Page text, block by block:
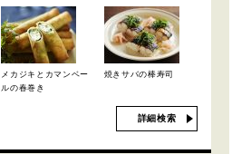
メカジキとカマンベー
ルの春巻き
焼きサバの棒寿司
詳細検索